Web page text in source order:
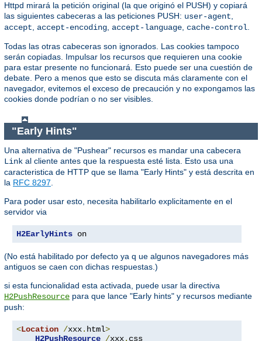
Httpd mirará la petición original (la que originó el PUSH) y copiará
las siguientes cabeceras a las peticiones PUSH: user-agent,
accept, accept-encoding, accept-language, cache-control.
Todas las otras cabeceras son ignorados. Las cookies tampoco
serán copiadas. Impulsar los recursos que requieren una cookie
para estar presente no funcionará. Esto puede ser una cuestión de
debate. Pero a menos que esto se discuta más claramente con el
navegador, evitemos el exceso de precaución y no expongamos las
cookies donde podrían o no ser visibles.
"Early Hints"
Una alternativa de "Pushear" recursos es mandar una cabecera
Link al cliente antes que la respuesta esté lista. Esto usa una
caracteristica de HTTP que se llama "Early Hints" y está descrita en
la RFC 8297
Para poder usar esto, necesita habilitarlo explicitamente en el
servidor via
H2EarlyHints on
(No está habilitado por defecto ya q ue algunos navegadores más
antiguos se caen con dichas respuestas.)
si esta funcionalidad esta activada, puede usar la directiva
H2PushResource para que lance "Early hints" y recursos mediante
push:
<Location /xxx. html>
H2PushResource /xxx. css